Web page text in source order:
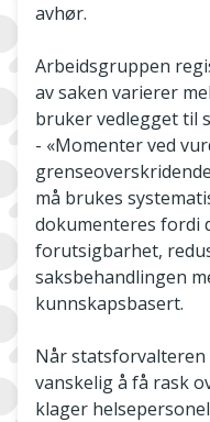
avhør.
Arbeidsgruppen
av saken varierer
bruker vedlegget til
- «Momenter ved
må brukes
dokumenteres fordi
forutsigbarhet,
saksbehandlingen
kunnskapsbasert.
Når
vanskelig å få rask
klager